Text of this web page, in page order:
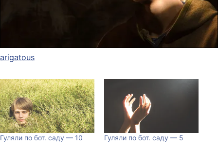
arigatous
Гуляли по бот. саду — 10 Гуляли по бот. саду — 5